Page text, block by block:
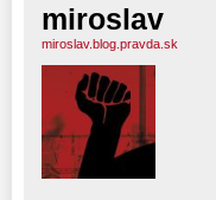
miroslav
miroslav.blog.pravda.sk